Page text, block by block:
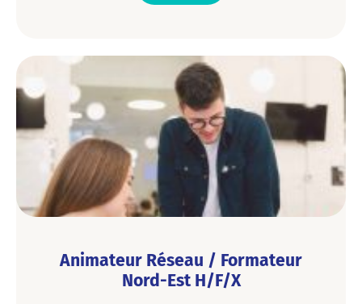
Animateur Réseau / Formateur
Nord-Est H/F/X